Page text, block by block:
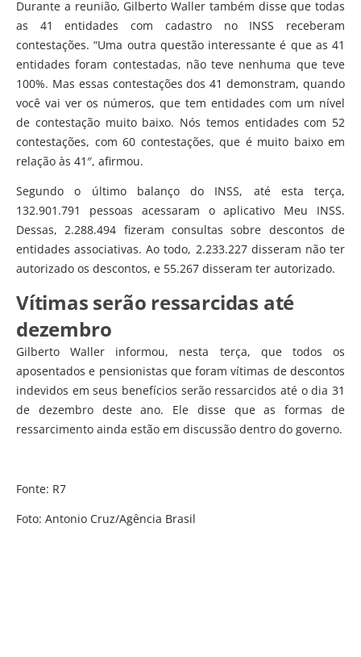
Durante a reunião, Gilberto Waller também disse que todas
as 41 entidades com cadastro no INSS receberam
contestações. “Uma outra questão interessante é que as 41
entidades foram contestadas, não teve nenhuma que teve
100%. Mas essas contestações dos 41 demonstram, quando
você vai ver os números, que tem entidades com um nível
de contestação muito baixo. Nós temos entidades com 52
contestações, com 60 contestações, que é muito baixo em
relação às 41″, afirmou.
Segundo o último balanço do INSS, até esta terça,
132.901.791 pessoas acessaram o aplicativo Meu INSS.
Dessas, 2.288.494 fizeram consultas sobre descontos de
entidades associativas. Ao todo, 2.233.227 disseram não ter
autorizado os descontos, e 55.267 disseram ter autorizado.
Vítimas serão ressarcidas até
dezembro
Gilberto Waller informou, nesta terça, que todos os
aposentados e pensionistas que foram vítimas de descontos
indevidos em seus benefícios serão ressarcidos até o dia 31
de dezembro deste ano. Ele disse que as formas de
ressarcimento ainda estão em discussão dentro do governo.
Fonte: R7
Foto: Antonio Cruz/Agência Brasil